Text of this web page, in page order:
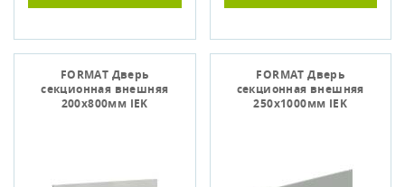
FORMAT Дверь
секционная внешняя
200х800мм IEK
FORMAT Дверь
секционная внешняя
250х1000мм IEK